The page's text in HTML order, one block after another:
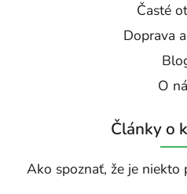
Časté
Doprava
O
Články o
Ako spoznať, že je